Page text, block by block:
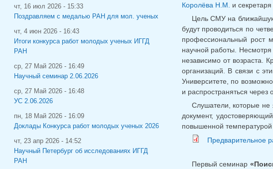
Королёва Н.М. и
Цель СМУ на ближайшую
будут проводиться по
профессиональный рост
научной работы.
независимо от возраста.
организаций. В связи с
Университете, по
и распространяться
Слушатели, которые не
документ,
повышенной
Предварительное
Первый семинар
чт, 16 июл 2026 - 15:33
Поздравляем с медалью РАН для мол. ученых
чт, 4 июн 2026 - 16:43
Итоги конкурса работ молодых ученых ИГГД
РАН
ср, 27 Май 2026 - 16:49
Научный семинар 2.06.2026
ср, 27 Май 2026 - 16:48
УС 2.06.2026
пн, 18 Май 2026 - 16:09
Доклады Конкурса работ молодых ученых 2026
чт, 23 апр 2026 - 14:52
Научный Петербург об исследованиях ИГГД
РАН